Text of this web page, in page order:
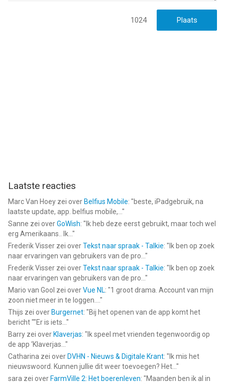
1024
Laatste reacties
Marc Van Hoey zei over Belfius Mobile: "beste, iPadgebruik, na
laatste update, app. belfius mobile,... "
Sanne zei overGoWish: " Ik heb deze eerst gebruikt, maar toch wel
erg Amerikaans.. Ik... "
Frederik Visser zei overTekst naar spraak - Talkie: " Ik ben op zoek
naar ervaringen van gebruikers van de pro... "
Frederik Visser zei overTekst naar spraak - Talkie: " Ik ben op zoek
naar ervaringen van gebruikers van de pro... "
Mario van Gool zei overVue NL: "1 groot drama. Account van mijn
zoon niet meer in te loggen.... "
Thijs zei over Burgernet: "Bij het openen van de app komt het
bericht ""Er is iets... "
Barry zei over Klaverjas: " Ik speel met vrienden tegenwoordig op
de app ‘Klaverjas... "
Catharina zei over DVHN - Nieuws & Digitale Krant: " Ik mis het
nieuwswoord. Kunnen jullie dit weer toevoegen? Het... "
sara zei over FarmVille 2: Het boerenleven: "Maanden ben ik al in